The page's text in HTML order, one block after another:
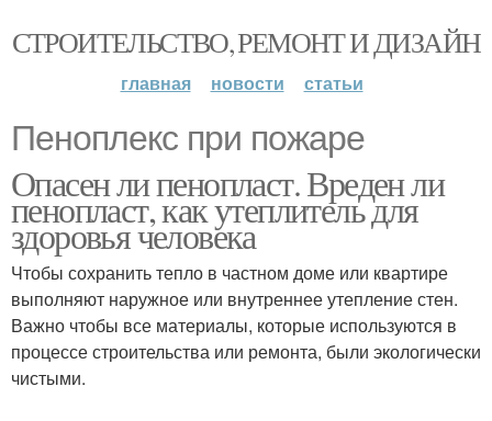
СТРОИТЕЛЬСТВО, РЕМОНТ И ДИЗАЙН
главная новости статьи
Пеноплекс при пожаре
Опасен ли пенопласт. Вреден ли
пенопласт, как утеплитель для
здоровья человека
Чтобы сохранить тепло в частном доме или квартире
выполняют наружное или внутреннее утепление стен.
Важно чтобы все материалы, которые используются в
процессе строительства или ремонта, были экологически
чистыми.